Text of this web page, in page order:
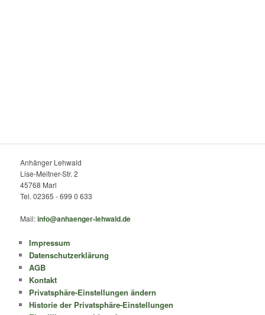
Anhänger Lehwald
Lise-Meitner-Str. 2
45768 Marl
Tel. 02365 - 699 0 633
Mail:info@anhaenger-lehwald.de
Impressum
Datenschutzerklärung
AGB
Kontakt
Privatsphäre-Einstellungen ändern
Historie der Privatsphäre-Einstellungen